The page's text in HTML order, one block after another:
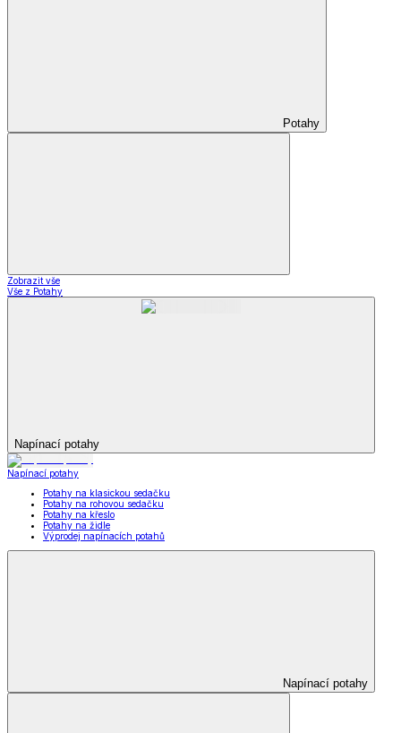
Potahy
Zobrazit vše
Vše z Potahy
Napínací potahy
Napínací potahy
Potahy na klasickou sedačku
Potahy na rohovou sedačku
Potahy na křeslo
Potahy na židle
Výprodej napínacích potahů
Napínací potahy